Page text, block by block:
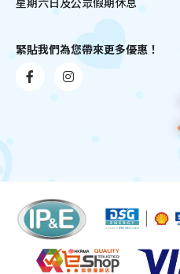
緊貼我們為您帶來更多優惠！